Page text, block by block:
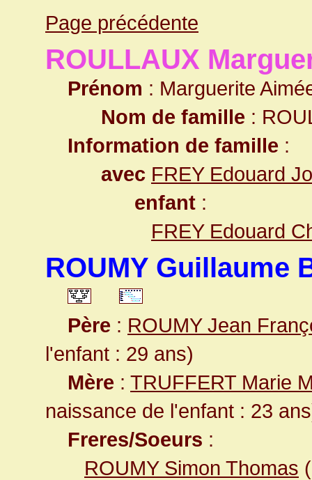
Page précédente
ROULLAUX
Prénom : Marguerite
Nom de famille :
Information de famille :
avec FREY Edouard
enfant :
FREY Edouard
ROUMY Guillaume
Père : ROUMY Jean
l'enfant : 29 ans)
Mère : TRUFFERT Marie
naissance de l'enfant : 23
Freres/Soeurs :
ROUMY Simon Thomas